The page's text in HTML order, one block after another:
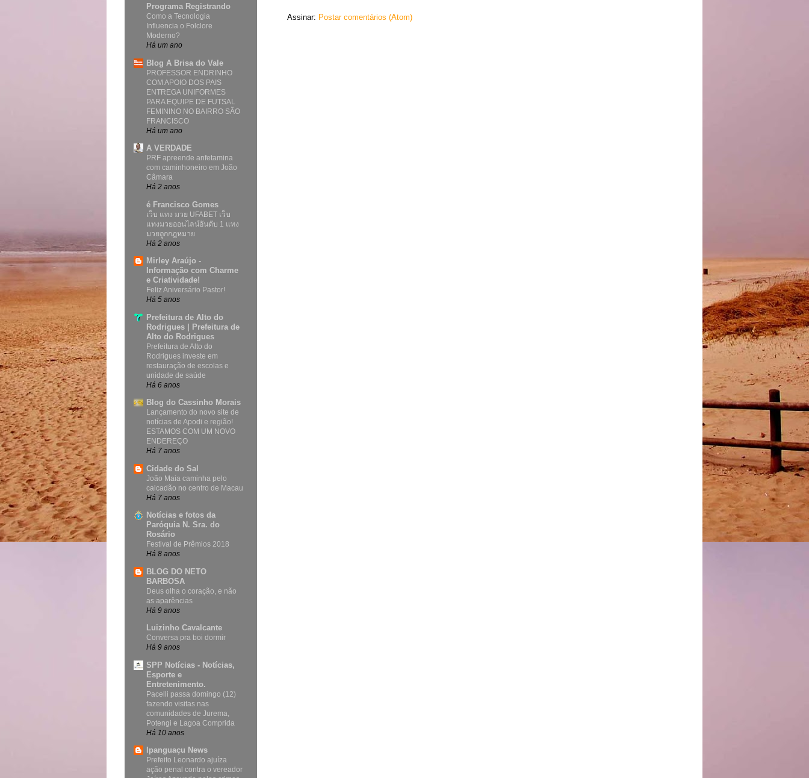
Assinar: Postar comentários (Atom)
Programa Registrando
Como a Tecnologia
Influencia o Folclore
Moderno?
Há um ano
Blog A Brisa do Vale
PROFESSOR ENDRINHO
COM APOIO DOS PAIS
ENTREGA UNIFORMES
PARA EQUIPE DE FUTSAL
FEMININO NO BAIRRO SÃO
FRANCISCO
Há um ano
A VERDADE
PRF apreende anfetamina
com caminhoneiro em João
Câmara
Há 2 anos
é Francisco Gomes
เว็บ แทง มวย UFABET เว็บ
แทงมวยออนไลน์อันดับ 1 แทง
มวยถูกกฎหมาย
Há 2 anos
Mirley Araújo -
Informação com Charme
e Criatividade!
Feliz Aniversário Pastor!
Há 5 anos
Prefeitura de Alto do
Rodrigues | Prefeitura de
Alto do Rodrigues
Prefeitura de Alto do
Rodrigues investe em
restauração de escolas e
unidade de saúde
Há 6 anos
Blog do Cassinho Morais
Lançamento do novo site de
notícias de Apodi e região!
ESTAMOS COM UM NOVO
ENDEREÇO
Há 7 anos
Cidade do Sal
João Maia caminha pelo
calcadão no centro de Macau
Há 7 anos
Notícias e fotos da
Paróquia N. Sra. do
Rosário
Festival de Prêmios 2018
Há 8 anos
BLOG DO NETO
BARBOSA
Deus olha o coração, e não
as aparências
Há 9 anos
Luizinho Cavalcante
Conversa pra boi dormir
Há 9 anos
SPP Notícias - Notícias,
Esporte e
Entretenimento.
Pacelli passa domingo (12)
fazendo visitas nas
comunidades de Jurema,
Potengi e Lagoa Comprida
Há 10 anos
Ipanguaçu News
Prefeito Leonardo ajuíza
ação penal contra o vereador